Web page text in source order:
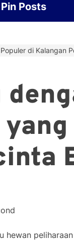
Pin Posts
di Kalangan
hewan